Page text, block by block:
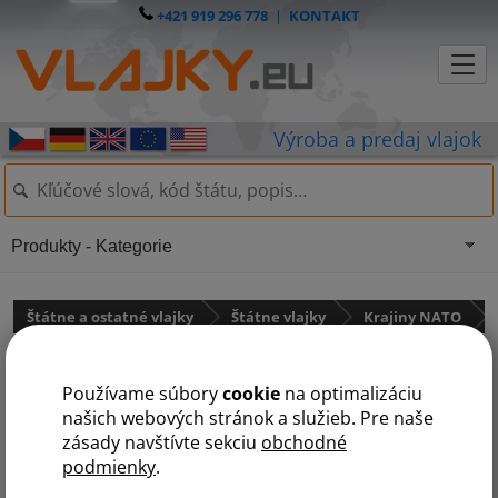
Používame súborycookie na optimalizáciu
našich webových stránok a služieb. Pre naše
zásady navštívte sekciu obchodné
podmienky.
+421 919 296 778| KONTAKT
Štátne a ostatné vlajky Štátne vlajky Krajiny NATO
Produkty - Kategorie